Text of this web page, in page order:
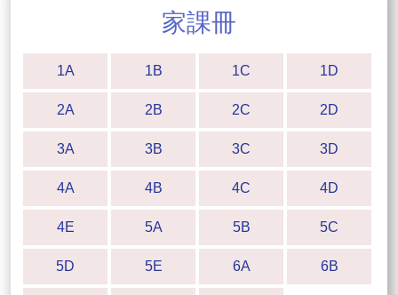
家課冊
1A 1B 1C 1D
2A 2B 2C 2D
3A 3B 3C 3D
4A 4B 4C 4D
4E 5A 5B 5C
5D 5E 6A 6B